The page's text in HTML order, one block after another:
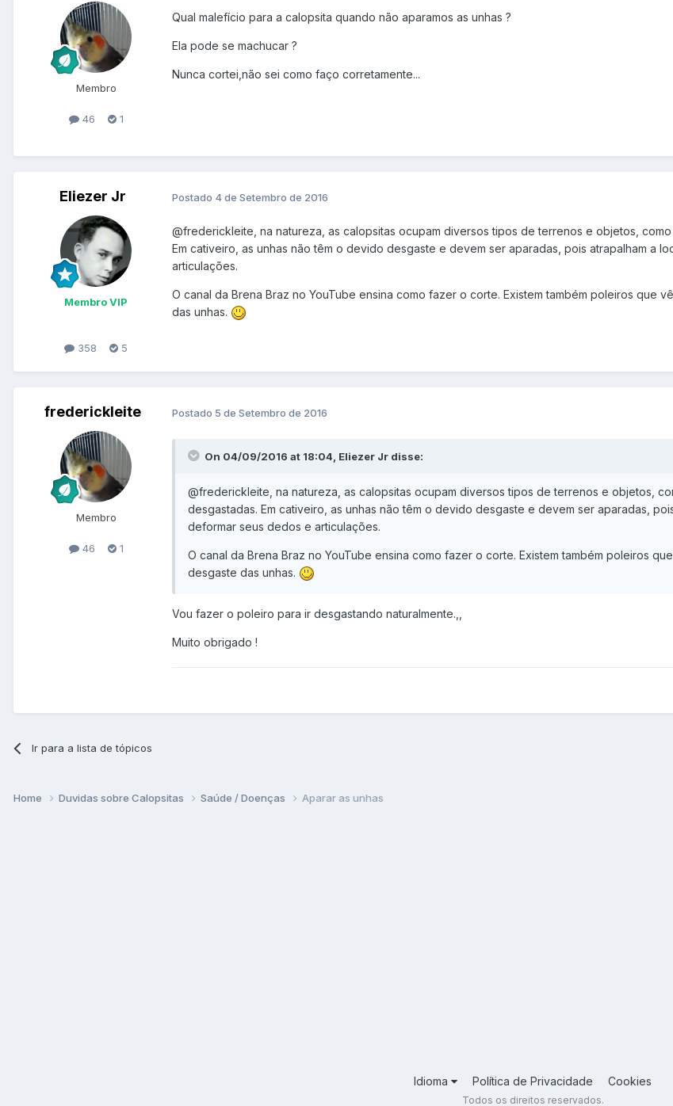
Membro
46 1
Qual malefício para a calopsita quando não aparamos as unhas ?
Ela pode se machucar ?
Nunca cortei,não sei como faço corretamente...
Eliezer Jr
Membro VIP
358 5
Postado 4 de Setembro de 2016
@frederickleite , na natureza, as calopsitas ocupam diversos tipos de terrenos e objetos,
Em cativeiro, as unhas não têm o devido desgaste e devem ser aparadas, pois atrapalham a
articulações.
O canal da Brena Braz no YouTube ensina como fazer o corte. Existem também poleiros que
das unhas.
frederickleite
Membro
46 1
Postado 5 de Setembro de 2016
On 04/09/2016 at 18:04, Eliezer Jr disse:
@frederickleite , na natureza, as calopsitas ocupam diversos tipos de terrenos e objetos,
desgastadas. Em cativeiro, as unhas não têm o devido desgaste e devem ser aparadas,
deformar seus dedos e articulações.
O canal da Brena Braz no YouTube ensina como fazer o corte. Existem também poleiros
desgaste das unhas.
Vou fazer o poleiro para ir desgastando naturalmente.,,
Muito obrigado !
Ir para a lista de tópicos
Home Duvidas sobre Calopsitas Saúde / Doenças Aparar as unhas
Idioma Política de Privacidade Cookies
Todos os direitos reservados.